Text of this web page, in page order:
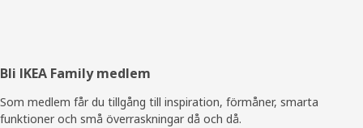
Sidfot
Bli IKEA Family medlem
Som medlem får du tillgång till inspiration, förmåner, smarta
funktioner och små överraskningar då och då.